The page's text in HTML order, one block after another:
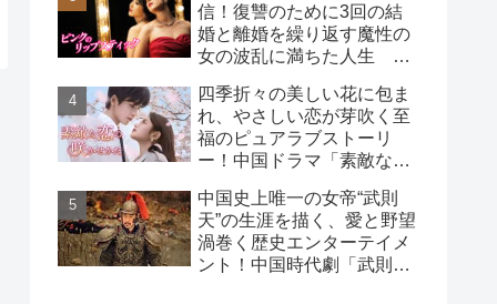
信！復讐のために3回の結
婚と離婚を繰り返す魔性の
女の波乱に満ちた人生
プスティック」
四季折々の美しい花に包ま
れ、やさしい恋が芽吹く至
福のピュアラブストーリ
ー！中国ドラマ「素敵な恋
中国史上唯一の女帝“武則
天”の生涯を描く、愛と野望
渦巻く歴史エンターテイメ
ント！中国時代劇「武則天